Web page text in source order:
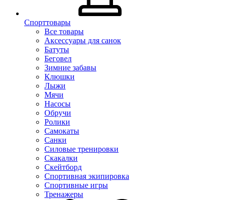
Спорттовары
Все товары
Аксессуары для санок
Батуты
Беговел
Зимние забавы
Клюшки
Лыжи
Мячи
Насосы
Обручи
Ролики
Самокаты
Санки
Силовые тренировки
Скакалки
Скейтборд
Спортивная экипировка
Спортивные игры
Тренажеры